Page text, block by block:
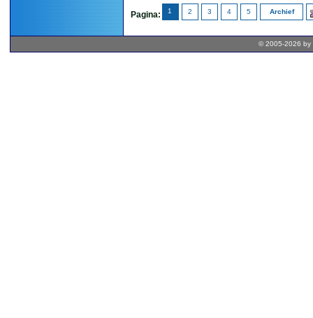
Pagina: 1 2 3 4 5 Archief
© 2005-2026 by